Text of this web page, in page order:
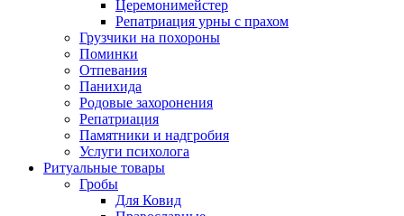
Церемонимейстер
Репатриация урны с прахом
Грузчики на похороны
Поминки
Отпевания
Панихида
Родовые захоронения
Репатриация
Памятники и надгробия
Услуги психолога
Ритуальные товары
Гробы
Для Ковид